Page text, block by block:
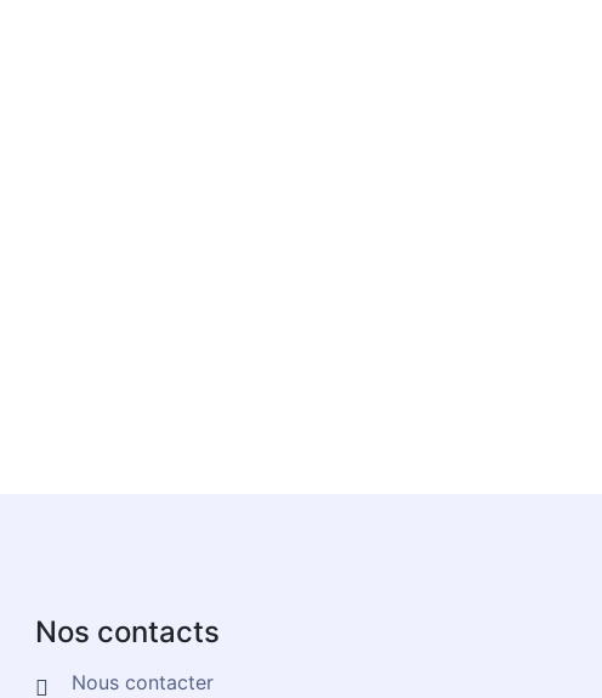
Nos contacts
Nous contacter